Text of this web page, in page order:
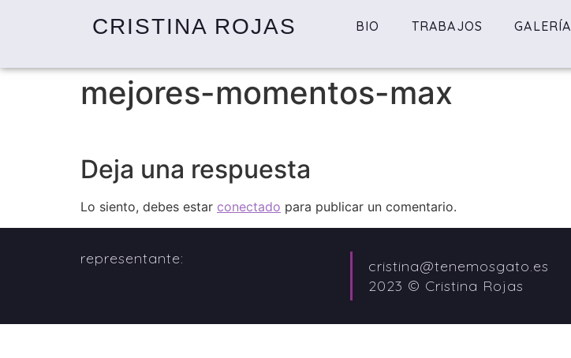
CRISTINA ROJAS BIO TRABAJOS GALERÍA
mejores-momentos-max
Deja una respuesta
Lo siento, debes estar conectado para publicar un comentario.
representante:
cristina@tenemosgato.es
2023 © Cristina Rojas